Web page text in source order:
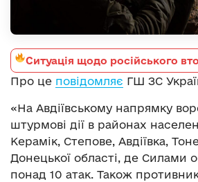
Ситуація щодо російського
Про це повідомляє ГШ ЗС
«На Авдіївському напрямку
штурмові дії в районах
Керамік, Степове, Авдіївка,
Донецької області, де Силами
понад 10 атак. Також